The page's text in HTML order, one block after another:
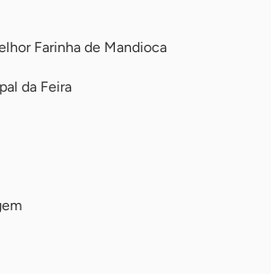
Farinha de Mandioca
da Feira